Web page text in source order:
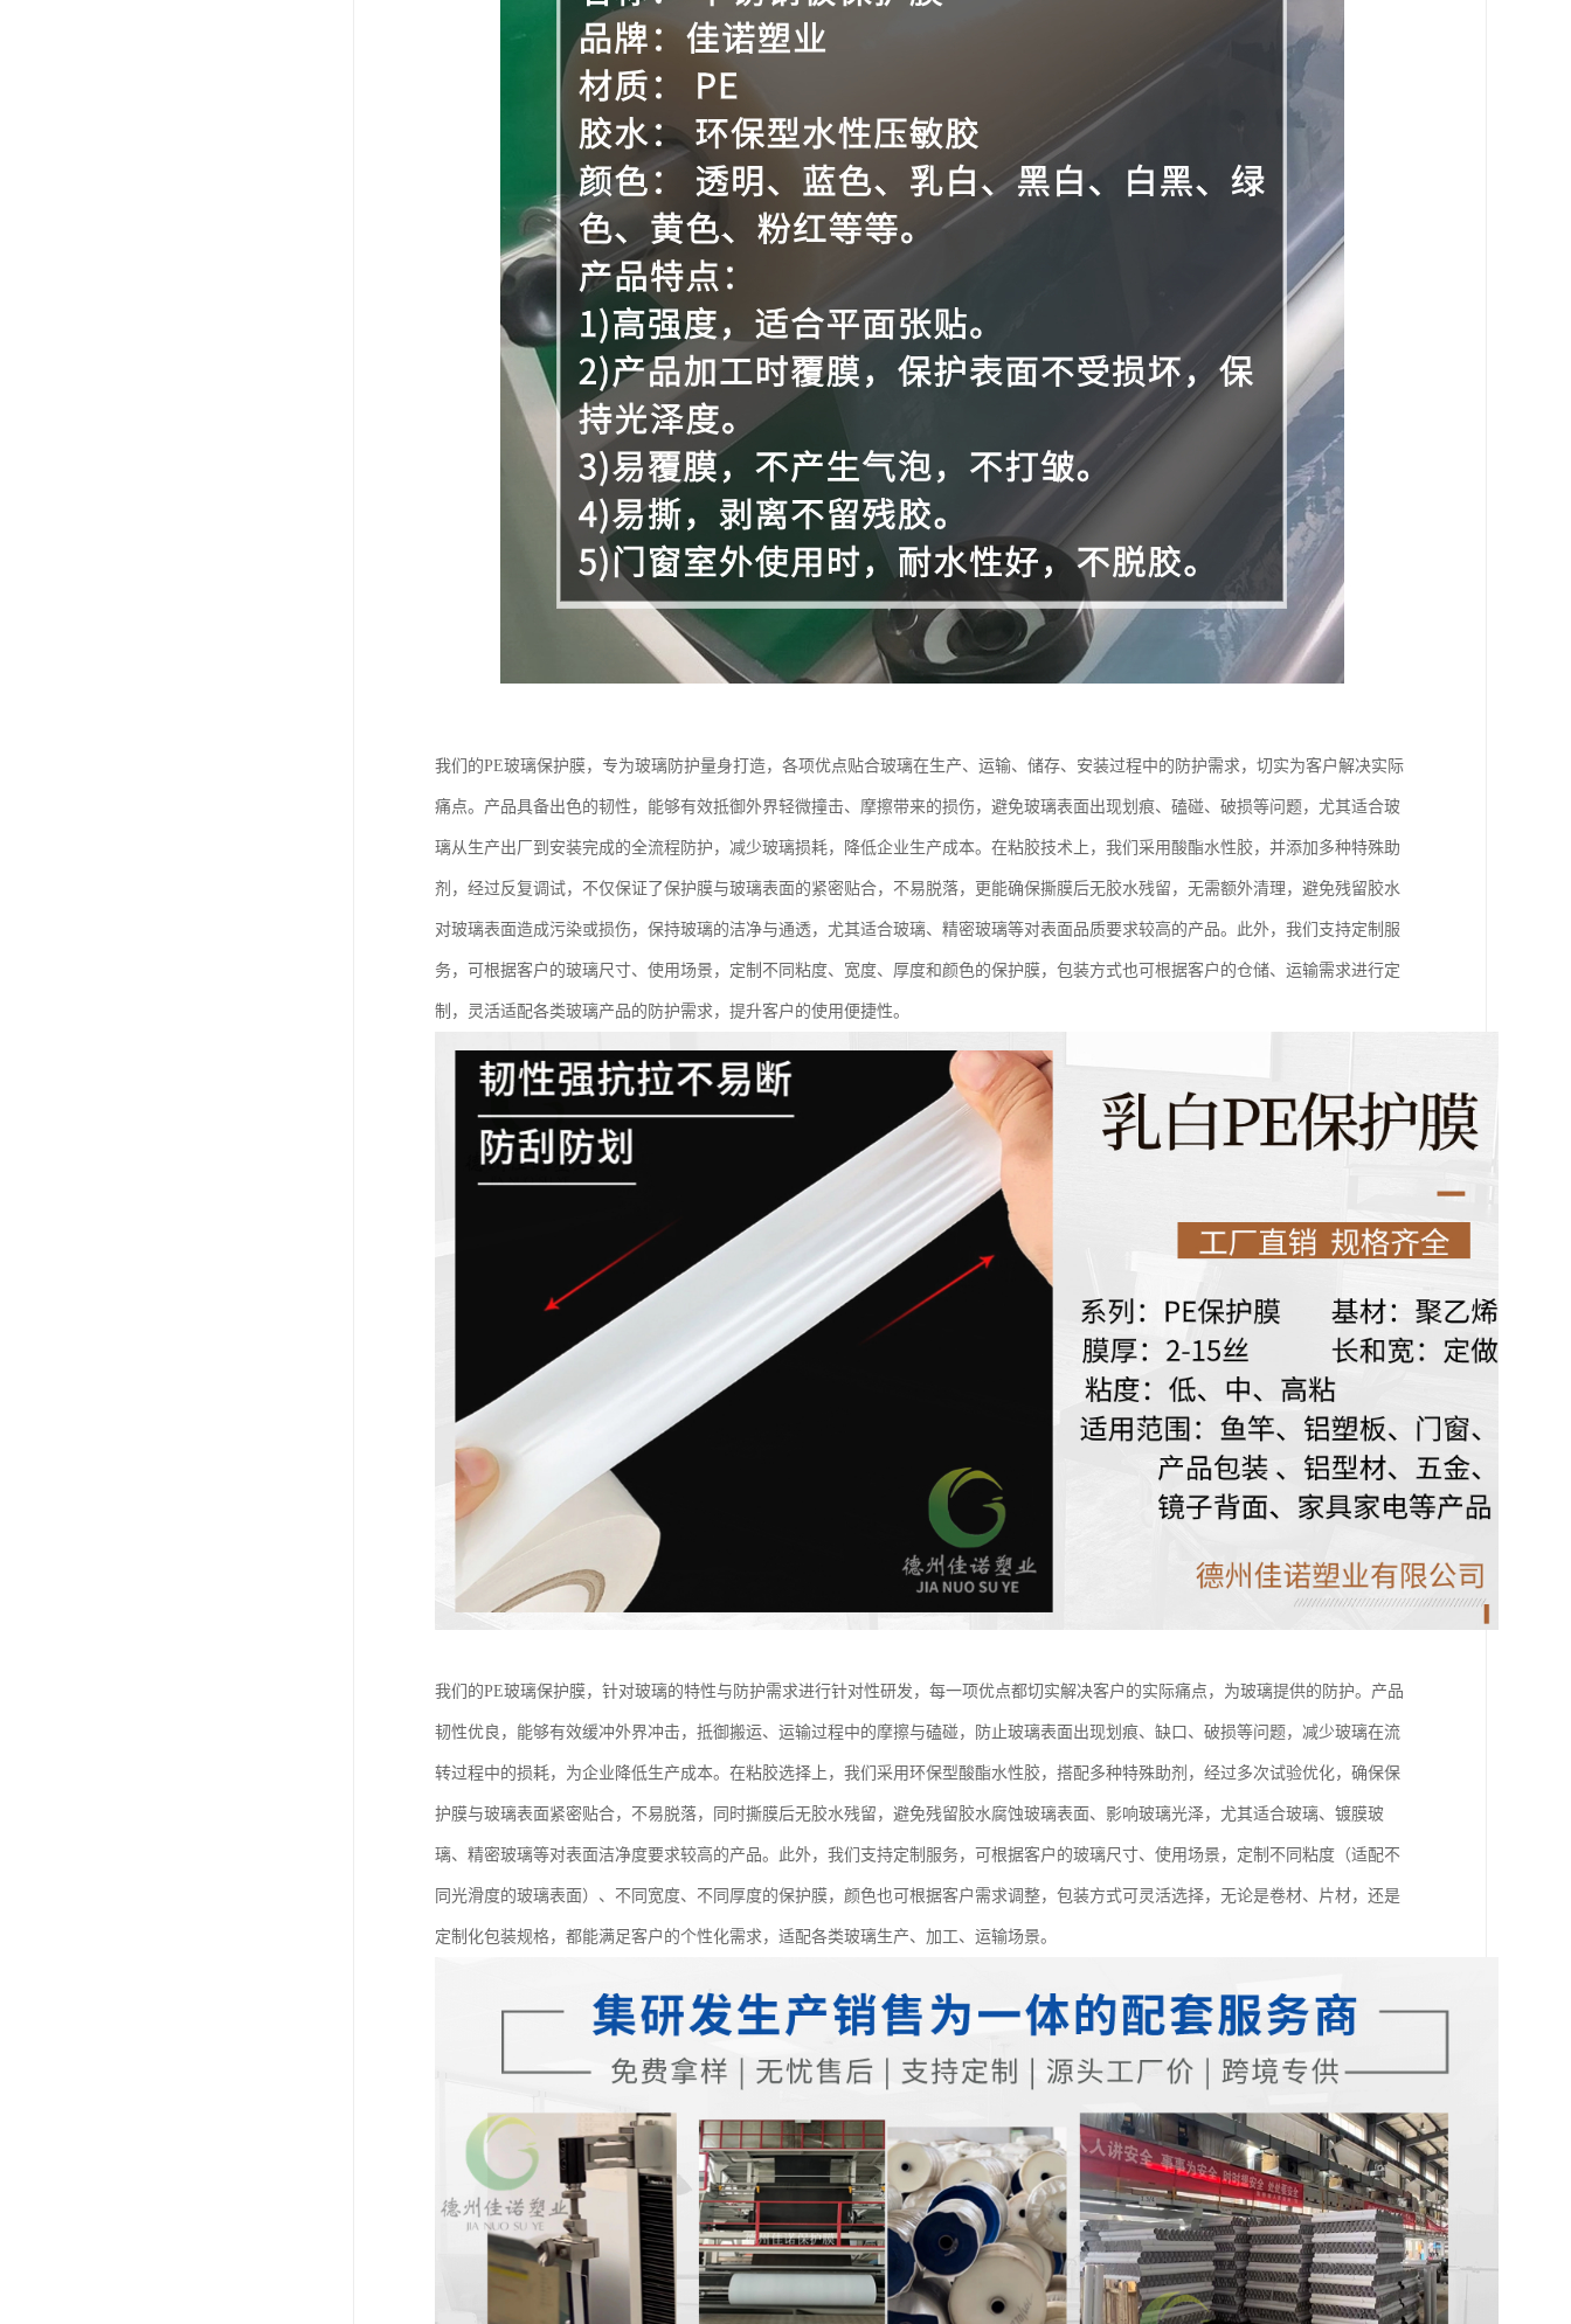
我们的PE玻璃保护膜，专为玻璃防护量身打造，各项优点贴合玻璃在生产、运输、储存、安装过程中的防护需求，切实为客户解决实际
痛点。产品具备出色的韧性，能够有效抵御外界轻微撞击、摩擦带来的损伤，避免玻璃表面出现划痕、磕碰、破损等问题，尤其适合玻
璃从生产出厂到安装完成的全流程防护，减少玻璃损耗，降低企业生产成本。在粘胶技术上，我们采用酸酯水性胶，并添加多种特殊助
剂，经过反复调试，不仅保证了保护膜与玻璃表面的紧密贴合，不易脱落，更能确保撕膜后无胶水残留，无需额外清理，避免残留胶水
对玻璃表面造成污染或损伤，保持玻璃的洁净与通透，尤其适合玻璃、精密玻璃等对表面品质要求较高的产品。此外，我们支持定制服
务，可根据客户的玻璃尺寸、使用场景，定制不同粘度、宽度、厚度和颜色的保护膜，包装方式也可根据客户的仓储、运输需求进行定
制，灵活适配各类玻璃产品的防护需求，提升客户的使用便捷性。
我们的PE玻璃保护膜，针对玻璃的特性与防护需求进行针对性研发，每一项优点都切实解决客户的实际痛点，为玻璃提供的防护。产品
韧性优良，能够有效缓冲外界冲击，抵御搬运、运输过程中的摩擦与磕碰，防止玻璃表面出现划痕、缺口、破损等问题，减少玻璃在流
转过程中的损耗，为企业降低生产成本。在粘胶选择上，我们采用环保型酸酯水性胶，搭配多种特殊助剂，经过多次试验优化，确保保
护膜与玻璃表面紧密贴合，不易脱落，同时撕膜后无胶水残留，避免残留胶水腐蚀玻璃表面、影响玻璃光泽，尤其适合玻璃、镀膜玻
璃、精密玻璃等对表面洁净度要求较高的产品。此外，我们支持定制服务，可根据客户的玻璃尺寸、使用场景，定制不同粘度（适配不
同光滑度的玻璃表面）、不同宽度、不同厚度的保护膜，颜色也可根据客户需求调整，包装方式可灵活选择，无论是卷材、片材，还是
定制化包装规格，都能满足客户的个性化需求，适配各类玻璃生产、加工、运输场景。